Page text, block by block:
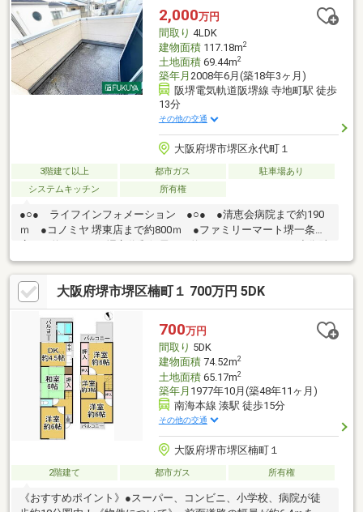
720m)■ ご希望の住まい探しをお手伝いします ━━━━━・・・
物件の詳細・ご相談はお気軽にお問い合わせください。
2,000万円
間取り 4LDK
建物面積117.18m2
土地面積69.44m2
築年月 2008年6月(築18年3ヶ月)
阪堺電気軌道阪堺線 寺地町駅 徒歩
13分
その他の交通
大阪府堺市堺区永代町１
3階建て以上 都市ガス
駐車場あり
システムキッチン
所有権
●○● ライフインフォメーション ●○● ●清恵会病院まで約190
ｍ ●コノミヤ 堺東店まで約800ｍ ●ファミリーマート堺一条通
店まで約1000ｍ※現状有姿※契約不適合責任免責※1 階建物面積に
は車庫部分約11.0㎡が含まれます。*----*----*----*----*----*----*----*----
*----*----*----*----*御内覧ご希望の際は、お気軽にお問い合わせ下さ
い。
大阪府堺市堺区楠町１ 700万円 5DK
700万円
間取り 5DK
建物面積74.52m2
土地面積65.17m2
築年月 1977年10月(築48年11ヶ月)
南海本線 湊駅 徒歩15分
その他の交通
大阪府堺市堺区楠町１
2階建て 都市ガス 所有権
《おすすめポイント》●スーパー、コンビニ、小学校、病院が徒